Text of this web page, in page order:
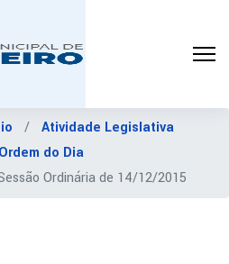
Atividade Legislativa
Ordem do Dia
Ordinária de 14/12/2015